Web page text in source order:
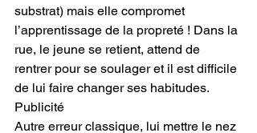
substrat) mais elle compromet
l’apprentissage de la propreté ! Dans la
rue, le jeune se retient, attend de
rentrer pour se soulager et il est difficile
de lui faire changer ses habitudes.
Publicité
Autre erreur classique, lui mettre le nez